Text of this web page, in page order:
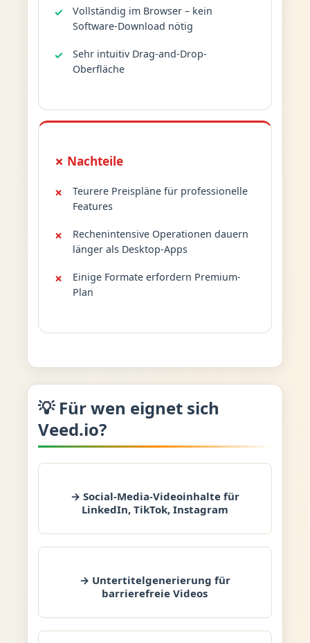
Vollständig im Browser – kein
Software-Download nötig
Sehr intuitiv Drag-and-Drop-
Oberfläche
✗ Nachteile
Teurere Preispläne für professionelle
Features
Rechenintensive Operationen dauern
länger als Desktop-Apps
Einige Formate erfordern Premium-
Plan
💡 Für wen eignet sich
Veed.io?
→ Social-Media-Videoinhalte für
LinkedIn, TikTok, Instagram
→ Untertitelgenerierung für
barrierefreie Videos